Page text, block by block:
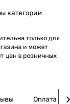
категории
только для
и может
цен в розничных
Оплата